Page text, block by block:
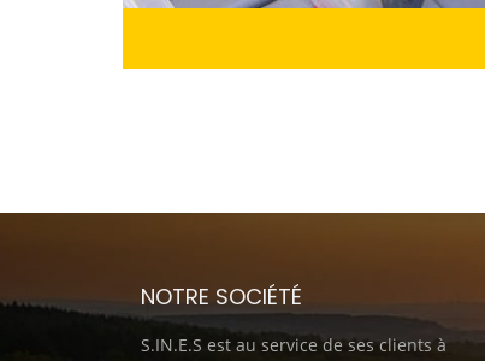
NOTRE SOCIÉTÉ
S.IN.E.S est au service de ses clients à